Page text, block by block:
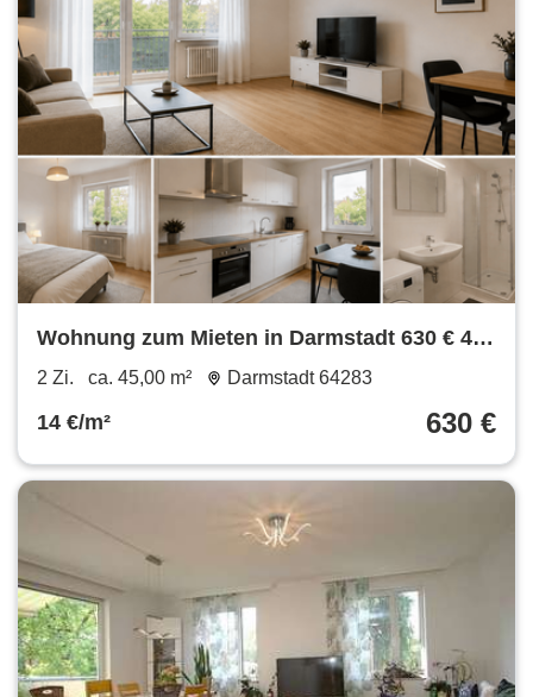
Wohnung zum Mieten in Darmstadt 630 € 45
m²
2 Zi. ca. 45,00 m² Darmstadt 64283
14 €/m² 630 €